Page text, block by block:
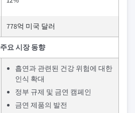
778억 미국 달러
주요 시장 동향
흡연과 관련된 건강 위험에 대한
인식 확대
정부 규제 및 금연 캠페인
금연 제품의 발전